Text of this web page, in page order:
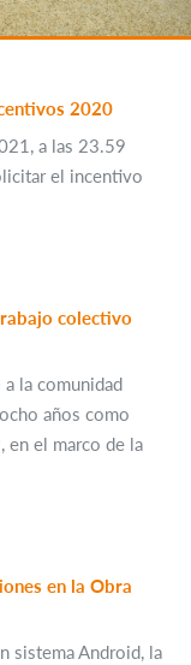
2020
a las 23.59
el incentivo
colectivo
la comunidad
años como
en el marco de la
en la Obra
sistema Android, la